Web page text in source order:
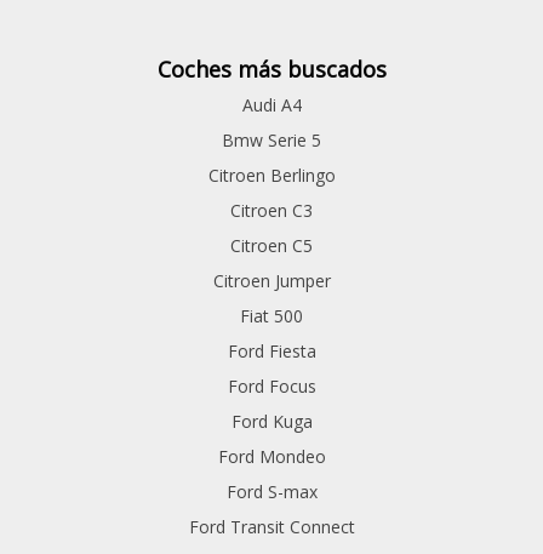
Coches más buscados
Audi A4
Bmw Serie 5
Citroen Berlingo
Citroen C3
Citroen C5
Citroen Jumper
Fiat 500
Ford Fiesta
Ford Focus
Ford Kuga
Ford Mondeo
Ford S-max
Ford Transit Connect